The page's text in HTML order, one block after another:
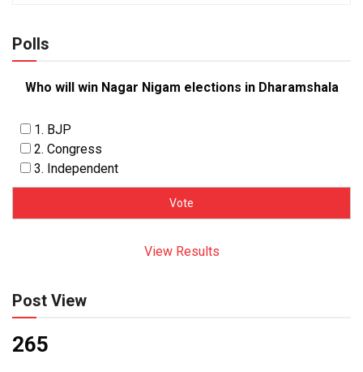
Polls
Who will win Nagar Nigam elections in Dharamshala
1. BJP
2. Congress
3. Independent
View Results
Post View
265